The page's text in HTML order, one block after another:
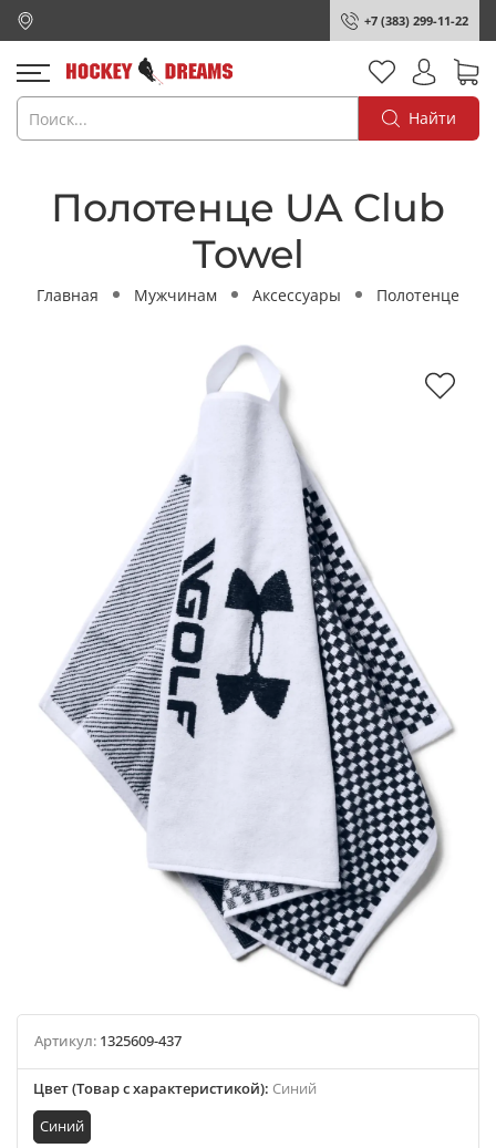
+7 (383) 299-11-22
Найти
Полотенце UA Club
Towel
Главная Мужчинам Аксессуары Полотенце
Артикул: 1325609-437
Цвет (Товар с характеристикой): Синий
Синий